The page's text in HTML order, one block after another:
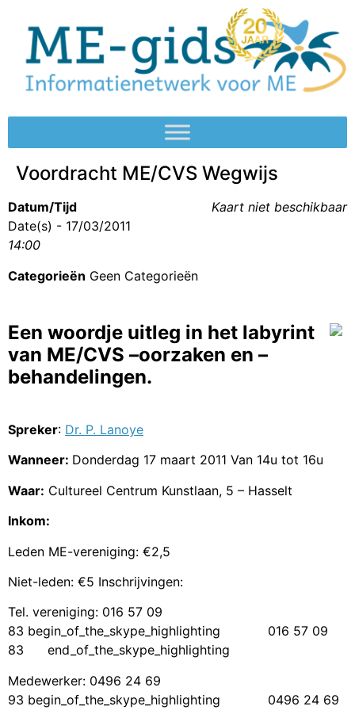
Voordracht ME/CVS Wegwijs
Kaart niet beschikbaar
Datum/Tijd
Date(s) - 17/03/2011
14:00
Categorieën Geen Categorieën
Een woordje uitleg in het labyrint
van ME/CVS –oorzaken en –
behandelingen.
Spreker: Dr. P. Lanoye
Wanneer: Donderdag 17 maart 2011 Van 14u tot 16u
Waar: Cultureel Centrum Kunstlaan, 5 – Hasselt
Inkom:
Leden ME-vereniging: €2,5
Niet-leden: €5 Inschrijvingen:
Tel. vereniging: 016 57 09
83 begin_of_the_skype_highlighting
016 57 09
83
end_of_the_skype_highlighting
Medewerker: 0496 24 69
93 begin_of_the_skype_highlighting 0496 24 69